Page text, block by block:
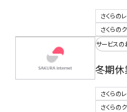
さくらの
さくらの
サービスの
冬期休
さくらの
さくらの